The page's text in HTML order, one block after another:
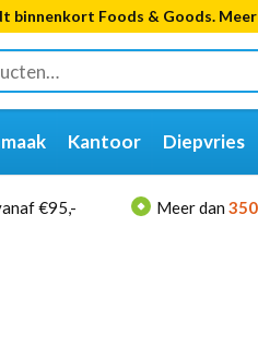
binnenkort Foods & Goods.
Kantoor Diepvries
€95,- Meer dan